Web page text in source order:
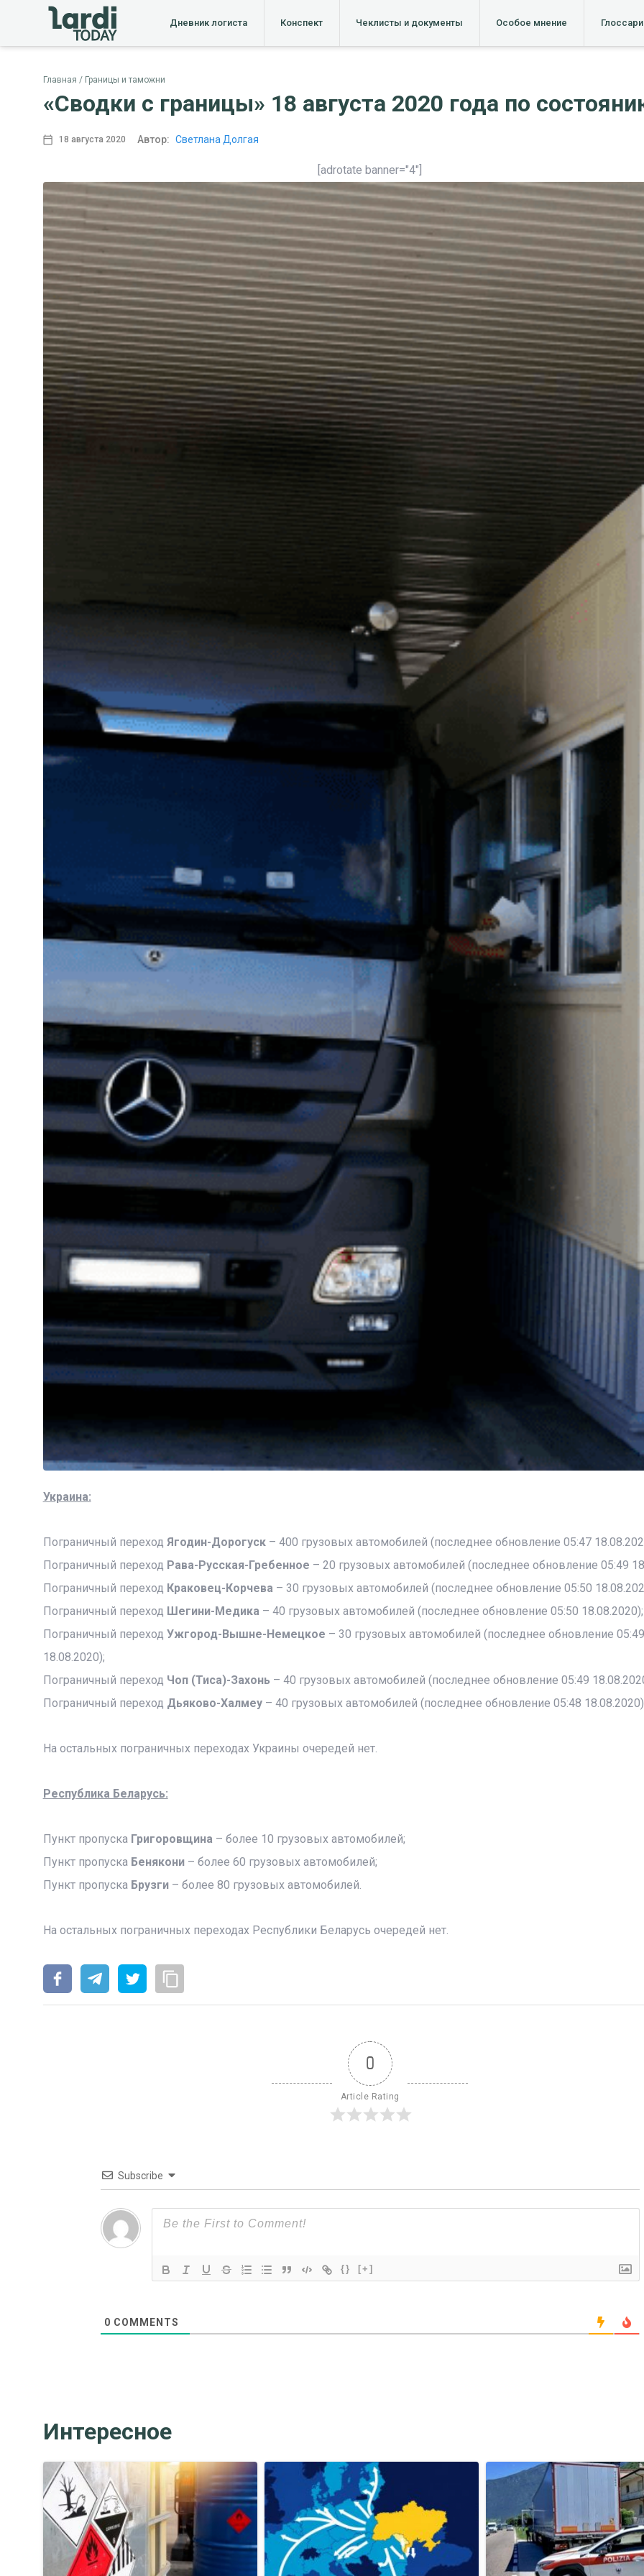
Дневник логиста Конспект Чеклисты и документы Особое мнение
Главная Границы и таможни
«Сводки с границы» 18 августа 2020 года по
18 августа 2020 Автор: Светлана Долгая
[adrotate banner="4"]
Украина:
Пограничный переход Ягодин-Дорогуск– 400 грузовых автомобилей (последнее обновление 05:47
Пограничный переход Рава-Русская-Гребенное – 20 грузовых автомобилей (последнее обновление 05:49
Пограничный переход Краковец-Корчева – 30 грузовых автомобилей (последнее обновление 05:50
Пограничный переход Шегини-Медика – 40 грузовых автомобилей (последнее обновление 05:50 18.08.2020);
Пограничный переход Ужгород-Вышне-Немецкое – 30 грузовых автомобилей (последнее обновление 05:49
18.08.2020);
Пограничный переход Чоп (Тиса)-Захонь – 40 грузовых автомобилей (последнее обновление 05:49
Пограничный переход Дьяково-Халмеу– 40 грузовых автомобилей (последнее обновление 05:48
На остальных пограничных переходах Украины очередей нет.
Республика Беларусь:
Пункт пропуска Григоровщина – более 10 грузовых автомобилей;
Пункт пропуска Бенякони– более 60 грузовых автомобилей;
Пункт пропуска Брузги– более 80 грузовых автомобилей.
На остальных пограничных переходах Республики Беларусь очередей нет.
0
Article Rating
Subscribe
{} [+]
0 COMMENTS
Интересное